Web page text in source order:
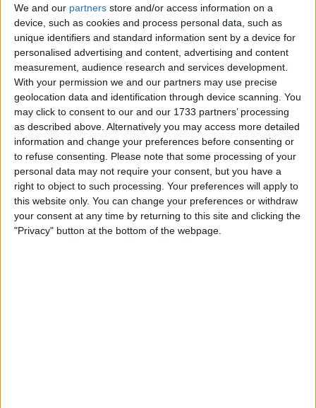
We and our partners store and/or access information on a
device, such as cookies and process personal data, such as
unique identifiers and standard information sent by a device for
personalised advertising and content, advertising and content
measurement, audience research and services development.
With your permission we and our partners may use precise
geolocation data and identification through device scanning. You
may click to consent to our and our 1733 partners’ processing
as described above. Alternatively you may access more detailed
information and change your preferences before consenting or
to refuse consenting. Please note that some processing of your
personal data may not require your consent, but you have a
right to object to such processing. Your preferences will apply to
this website only. You can change your preferences or withdraw
your consent at any time by returning to this site and clicking the
"Privacy" button at the bottom of the webpage.
Mas qual é a receita certa para colocar o bicampeão
do mundo Tadej Pogacarsob pressão? “Há muitos
corredores que poderiam entrar nesta seleção”,
admitiu o selecionador nacional Serge Pauwels após
regressar do reconhecimento do circuito de
Montréal. “Se todos estiverem em forma, a lista fica
muito longa”.
Ao contrário dos últimos dois anos, roladores fortes
como Jasper Stuyven também têm uma
oportunidade em Montréal. O circuito local, em
torno do Mont Royal (1,6 quilómetros a 7,7%), é
terreno que muitos especialistas das Clássicas
flamengas conseguem gerir tão bem como os
trepadores mais leves. Assim, o já vasto leque de